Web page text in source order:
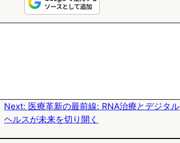
Next: 医療革新の最前線: RNA治療とデジタル
ヘルスが未来を切り開く